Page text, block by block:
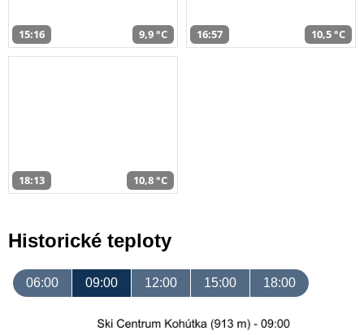
15:16 9,9 °C 16:57 10,5 °C
18:13 10,8 °C
Historické teploty
06:00 09:00 12:00 15:00 18:00